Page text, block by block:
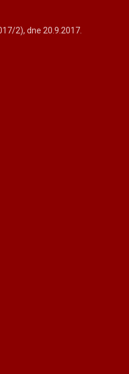
2), dne 20.9.2017.